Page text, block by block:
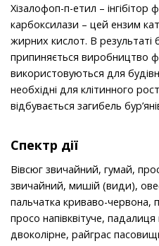
Хізалофоп-п-етил –
карбоксилази – цей ензим
жирних кислот. В результаті
припиняється виробництво
використовуються для
необхідні для клітинного
відбувається загибель
Спектр дії
Вівсюг звичайний, гумай,
звичайний, мишій (види),
пальчатка криваво-червона,
просо напівквітуче,
двоколірне, райграс